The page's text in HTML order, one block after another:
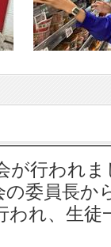
が行われ
委員長か
われ、生徒